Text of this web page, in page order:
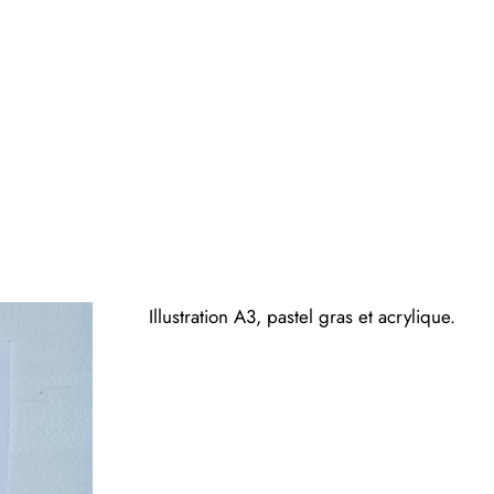
Illustration A3, pastel gras et acrylique.